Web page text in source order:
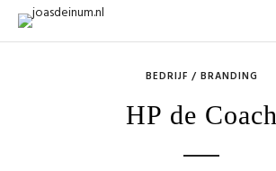
BEDRIJF / BRANDING
HP de Coach